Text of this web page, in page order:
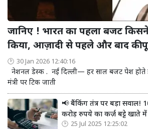
जानिए ! भारत का पहला बजट
किया, आज़ादी से पहले और बाद की
30 Jan 2026 12:40:16
नेशनल डेस्क . नई दिल्ली— हर साल बजट पेश होते
मंत्री पर टिक जाती
📢 बैंकिंग तंत्र पर बड़ा सवाल!
करोड़ रुपये का कर्ज़ बट्टे खाते में
25 Jul 2025 12:25:02